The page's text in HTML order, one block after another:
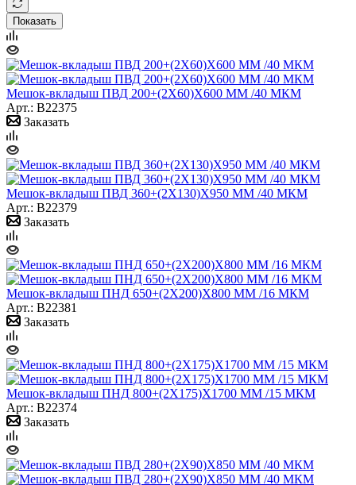
Показать
Мешок-вкладыш ПВД 200+(2Х60)Х600 ММ /40 МКМ
Арт.: B22375
Заказать
Мешок-вкладыш ПВД 360+(2Х130)Х950 ММ /40 МКМ
Арт.: B22379
Заказать
Мешок-вкладыш ПНД 650+(2Х200)Х800 ММ /16 МКМ
Арт.: B22381
Заказать
Мешок-вкладыш ПНД 800+(2Х175)Х1700 ММ /15 МКМ
Арт.: B22374
Заказать